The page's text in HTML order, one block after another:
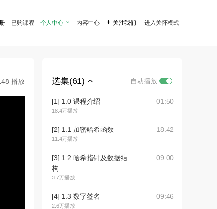
已购课程 个人中心  内容中心  关注我们 进入关怀模式
播放 选集(61) 自动播放
[1] 1.0 课程介绍
18.4万播放
01:50
[2] 1.1 加密哈希函数
11.4万播放
18:42
[3] 1.2 哈希指针及数据结
构
3.7万播放
09:00
[4] 1.3 数字签名
2.6万播放
09:46